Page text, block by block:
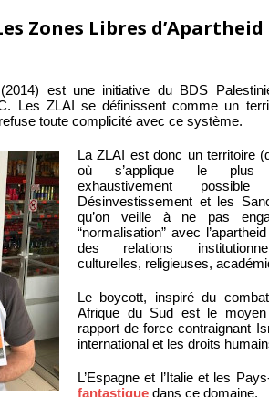
Zones Libres
est une initiative du BDS
Les ZLAI se définissent comme un
toute complicité avec ce système.
La ZLAI est donc un territoire
où s’applique le plus
exhaustivement
Désinvestissement et les
qu’on veille à ne pas
“normalisation” avec
des relations
culturelles, religieuses,
Le boycott, inspiré du
Afrique du Sud est le
rapport de force contraignant
international et les droits
L’Espagne et l’Italie et les
fantastique dans ce domaine.